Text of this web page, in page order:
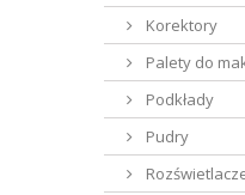
Korektory
Palety do
Podkłady
Pudry